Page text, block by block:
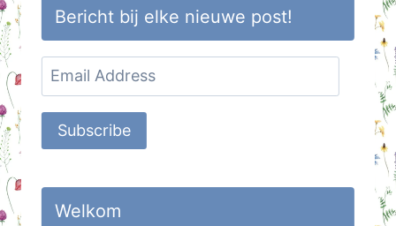
Bericht bij elke nieuwe post!
Email
Address
Subscribe
Welkom